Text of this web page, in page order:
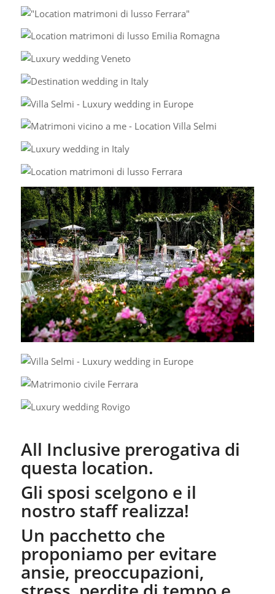
All Inclusive prerogativa di
questa location.
Gli sposi scelgono e il
nostro staff realizza!
Un pacchetto che
proponiamo per evitare
ansie, preoccupazioni,